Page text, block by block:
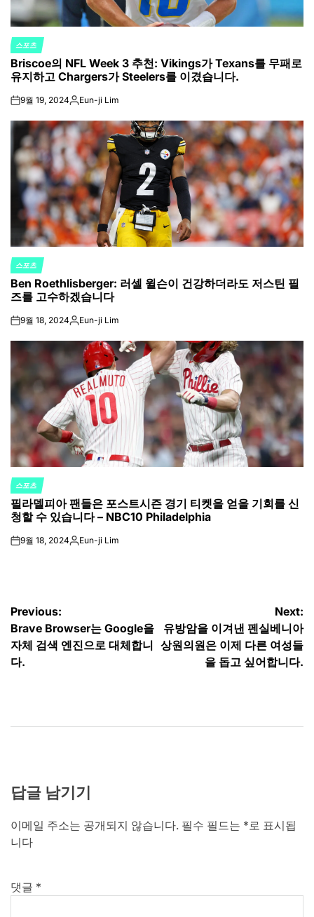
POSTED
IN
스포츠
Briscoe의 NFL Week 3 추천: Vikings가 Texans를 무패로
유지하고 Chargers가 Steelers를 이겼습니다.
on9월 19, 2024Posted
Eun-ji Lim
POSTED
IN
스포츠
Ben Roethlisberger: 러셀 윌슨이 건강하더라도 저스틴 필
즈를 고수하겠습니다
on9월 18, 2024Posted
Eun-ji Lim
POSTED
IN
스포츠
필라델피아 팬들은 포스트시즌 경기 티켓을 얻을 기회를 신
청할 수 있습니다 – NBC10 Philadelphia
on9월 18, 2024Posted
Eun-ji Lim
글
탐
색
Previous:
Brave Browser는 Google을
자체 검색 엔진으로 대체합니
다.
Next:
유방암을 이겨낸 펜실베니아
상원의원은 이제 다른 여성들
을 돕고 싶어합니다.
답글 남기기
이메일 주소는 공개되지 않습니다. 필수 필드는 *로 표시됩
니다
댓글 *